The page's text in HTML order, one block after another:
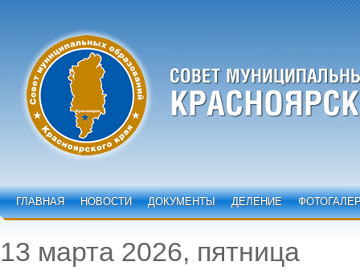
ГЛАВНАЯ НОВОСТИ ДОКУМЕНТЫ ДЕЛЕНИЕ
13 марта 2026, пятница